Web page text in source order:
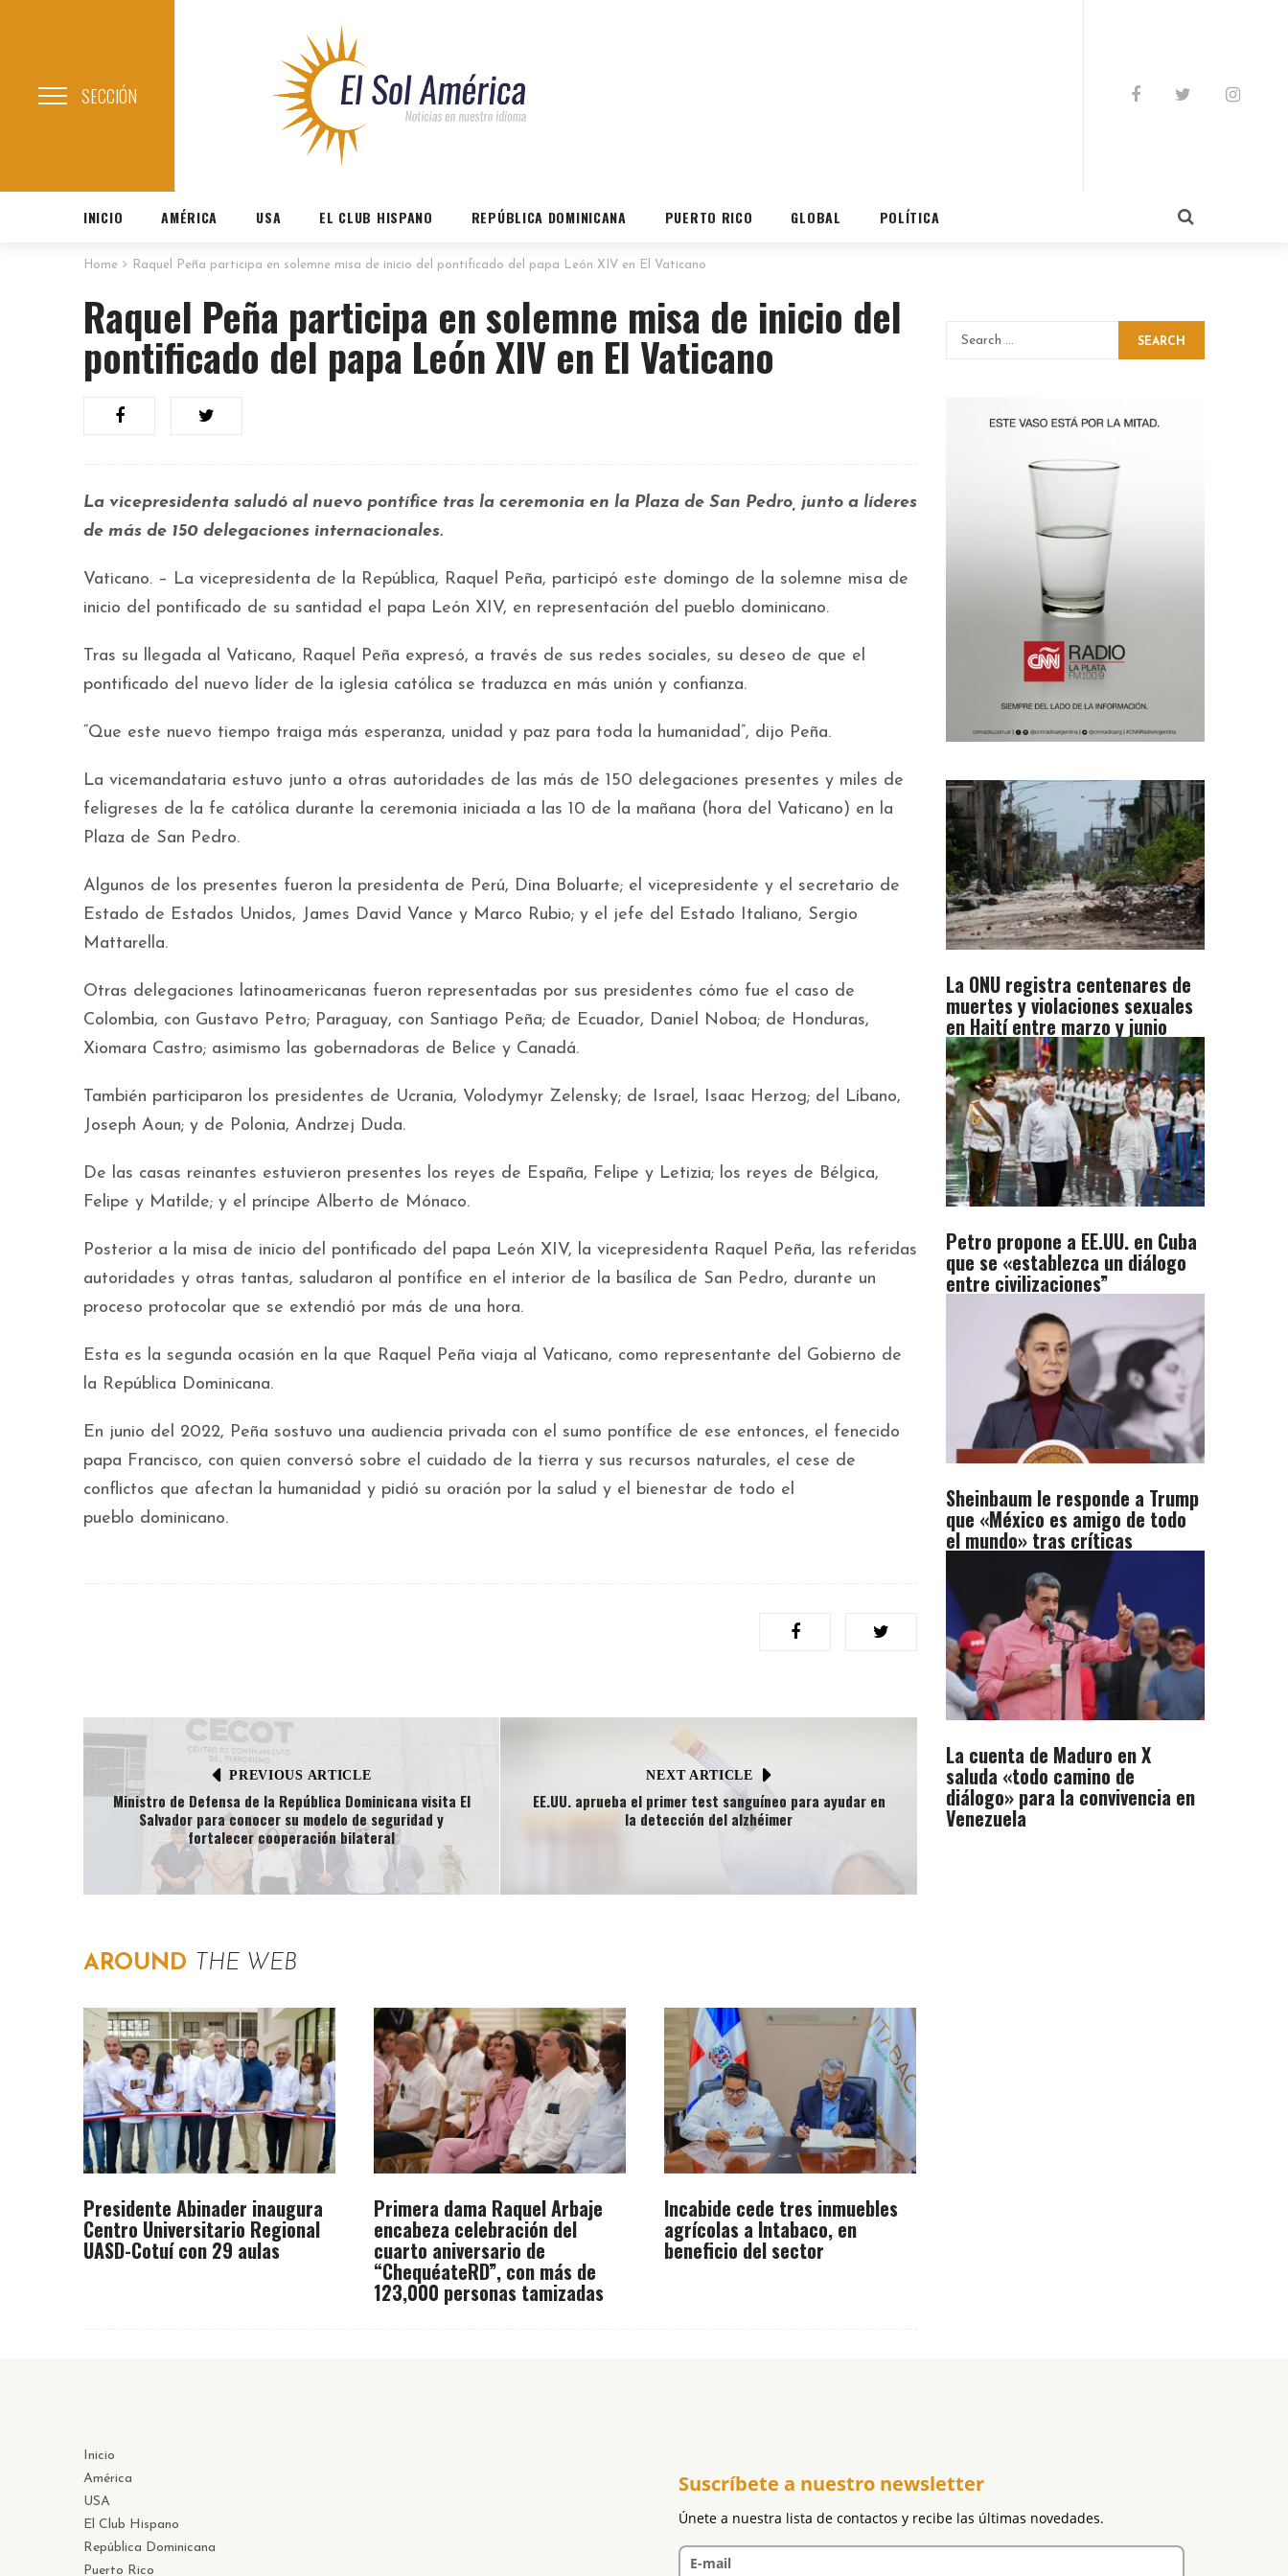
SECCIÓN
INICIO AMÉRICA USA EL CLUB HISPANO REPÚBLICA DOMINICANA PUERTO RICO GLOBAL POLÍTICA
Home Raquel Peña participa en solemne misa de inicio del pontificado del papa León XIV en El Vaticano
Raquel Peña participa en solemne misa de inicio del
pontificado del papa León XIV en El Vaticano
La vicepresidenta saludó al nuevo pontífice tras la ceremonia en la Plaza de San Pedro, junto a líderes
de más de 150 delegaciones internacionales.
Vaticano. – La vicepresidenta de la República, Raquel Peña, participó este domingo de la solemne misa de
inicio del pontificado de su santidad el papa León XIV, en representación del pueblo dominicano.
Tras su llegada al Vaticano, Raquel Peña expresó, a través de sus redes sociales, su deseo de que el
pontificado del nuevo líder de la iglesia católica se traduzca en más unión y confianza.
“Que este nuevo tiempo traiga más esperanza, unidad y paz para toda la humanidad”, dijo Peña.
La vicemandataria estuvo junto a otras autoridades de las más de 150 delegaciones presentes y miles de
feligreses de la fe católica durante la ceremonia iniciada a las 10 de la mañana (hora del Vaticano) en la
Plaza de San Pedro.
Algunos de los presentes fueron la presidenta de Perú, Dina Boluarte; el vicepresidente y el secretario de
Estado de Estados Unidos, James David Vance y Marco Rubio; y el jefe del Estado Italiano, Sergio
Mattarella.
Otras delegaciones latinoamericanas fueron representadas por sus presidentes cómo fue el caso de
Colombia, con Gustavo Petro; Paraguay, con Santiago Peña; de Ecuador, Daniel Noboa; de Honduras,
Xiomara Castro; asimismo las gobernadoras de Belice y Canadá.
También participaron los presidentes de Ucrania, Volodymyr Zelensky; de Israel, Isaac Herzog; del Líbano,
Joseph Aoun; y de Polonia, Andrzej Duda.
De las casas reinantes estuvieron presentes los reyes de España, Felipe y Letizia; los reyes de Bélgica,
Felipe y Matilde; y el príncipe Alberto de Mónaco.
Posterior a la misa de inicio del pontificado del papa León XIV, la vicepresidenta Raquel Peña, las referidas
autoridades y otras tantas, saludaron al pontífice en el interior de la basílica de San Pedro, durante un
proceso protocolar que se extendió por más de una hora.
Esta es la segunda ocasión en la que Raquel Peña viaja al Vaticano, como representante del Gobierno de
la República Dominicana.
En junio del 2022, Peña sostuvo una audiencia privada con el sumo pontífice de ese entonces, el fenecido
papa Francisco, con quien conversó sobre el cuidado de la tierra y sus recursos naturales, el cese de
conflictos que afectan la humanidad y pidió su oración por la salud y el bienestar de todo el
pueblo dominicano.
PREVIOUS ARTICLE
Ministro de Defensa de la República Dominicana visita El
Salvador para conocer su modelo de seguridad y
fortalecer cooperación bilateral
NEXT ARTICLE
EE.UU. aprueba el primer test sanguíneo para ayudar en
la detección del alzhéimer
AROUND THE WEB
Presidente Abinader inaugura
Centro Universitario Regional
UASD-Cotuí con 29 aulas
Primera dama Raquel Arbaje
encabeza celebración del
cuarto aniversario de
“ChequéateRD”, con más de
123,000 personas tamizadas
Incabide cede tres inmuebles
agrícolas a Intabaco, en
beneficio del sector
SEARCH
La ONU registra centenares de
muertes y violaciones sexuales
en Haití entre marzo y junio
Petro propone a EE.UU. en Cuba
que se «establezca un diálogo
entre civilizaciones”
Sheinbaum le responde a Trump
que «México es amigo de todo
el mundo» tras críticas
La cuenta de Maduro en X
saluda «todo camino de
diálogo» para la convivencia en
Venezuela
Inicio
América
USA
El Club Hispano
República Dominicana
Puerto Rico
Suscríbete a nuestro newsletter
Únete a nuestra lista de contactos y recibe las últimas novedades.
E-mail